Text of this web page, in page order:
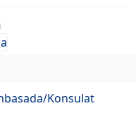
Konsulat